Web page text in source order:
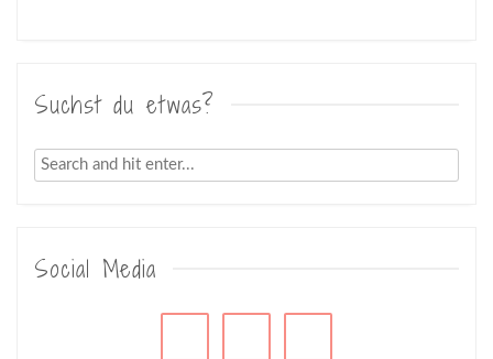
Suchst du etwas?
Social Media